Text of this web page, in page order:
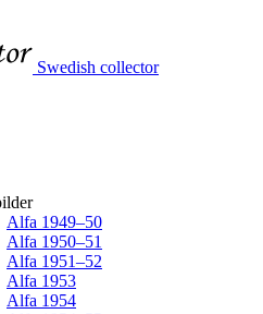
Swedish collector
Alfa 1949–50
Alfa 1950–51
Alfa 1951–52
Alfa 1953
Alfa 1954